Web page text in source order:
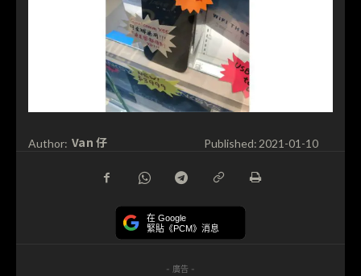
Author: Van 仔 Published: 2021-01-10
在 Google
緊貼《PCM》消息
- 廣告 -